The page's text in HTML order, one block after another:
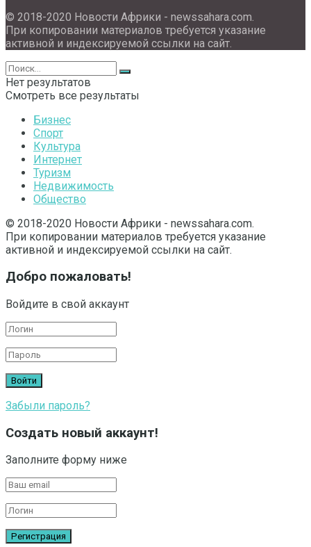
© 2018-2020 Новости Африки - newssahara.com.
При копировании материалов требуется указание
активной и индексируемой ссылки на сайт.
Нет результатов
Смотреть все результаты
Бизнес
Спорт
Культура
Интернет
Туризм
Недвижимость
Общество
© 2018-2020 Новости Африки - newssahara.com.
При копировании материалов требуется указание
активной и индексируемой ссылки на сайт.
Добро пожаловать!
Войдите в свой аккаунт
Забыли пароль?
Создать новый аккаунт!
Заполните форму ниже